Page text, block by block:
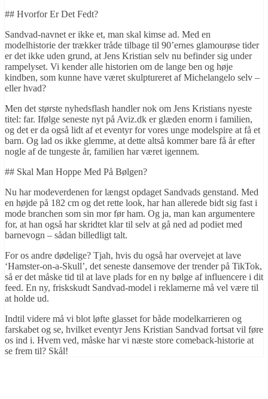
## Hvorfor Er Det Fedt?
Sandvad-navnet er ikke et, man skal kimse ad. Med en
modelhistorie der trækker tråde tilbage til 90’ernes glamourøse tider
er det ikke uden grund, at Jens Kristian selv nu befinder sig under
rampelyset. Vi kender alle historien om de lange ben og høje
kindben, som kunne have været skulptureret af Michelangelo selv –
eller hvad?
Men det største nyhedsflash handler nok om Jens Kristians nyeste
titel: far. Ifølge seneste nyt på Aviz.dk er glæden enorm i familien,
og det er da også lidt af et eventyr for vores unge modelspire at få et
barn. Og lad os ikke glemme, at dette altså kommer bare få år efter
nogle af de tungeste år, familien har været igennem.
## Skal Man Hoppe Med På Bølgen?
Nu har modeverdenen for længst opdaget Sandvads genstand. Med
en højde på 182 cm og det rette look, har han allerede bidt sig fast i
mode branchen som sin mor før ham. Og ja, man kan argumentere
for, at han også har skridtet klar til selv at gå ned ad podiet med
barnevogn – sådan billedligt talt.
For os andre dødelige? Tjah, hvis du også har overvejet at lave
‘Hamster-on-a-Skull’, det seneste dansemove der trender på TikTok,
så er det måske tid til at lave plads for en ny bølge af influencere i dit
feed. En ny, friskskudt Sandvad-model i reklamerne må vel være til
at holde ud.
Indtil videre må vi blot løfte glasset for både modelkarrieren og
farskabet og se, hvilket eventyr Jens Kristian Sandvad fortsat vil føre
os ind i. Hvem ved, måske har vi næste store comeback-historie at
se frem til? Skål!